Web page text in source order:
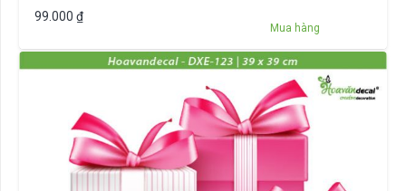
99.000 ₫
Mua hàng